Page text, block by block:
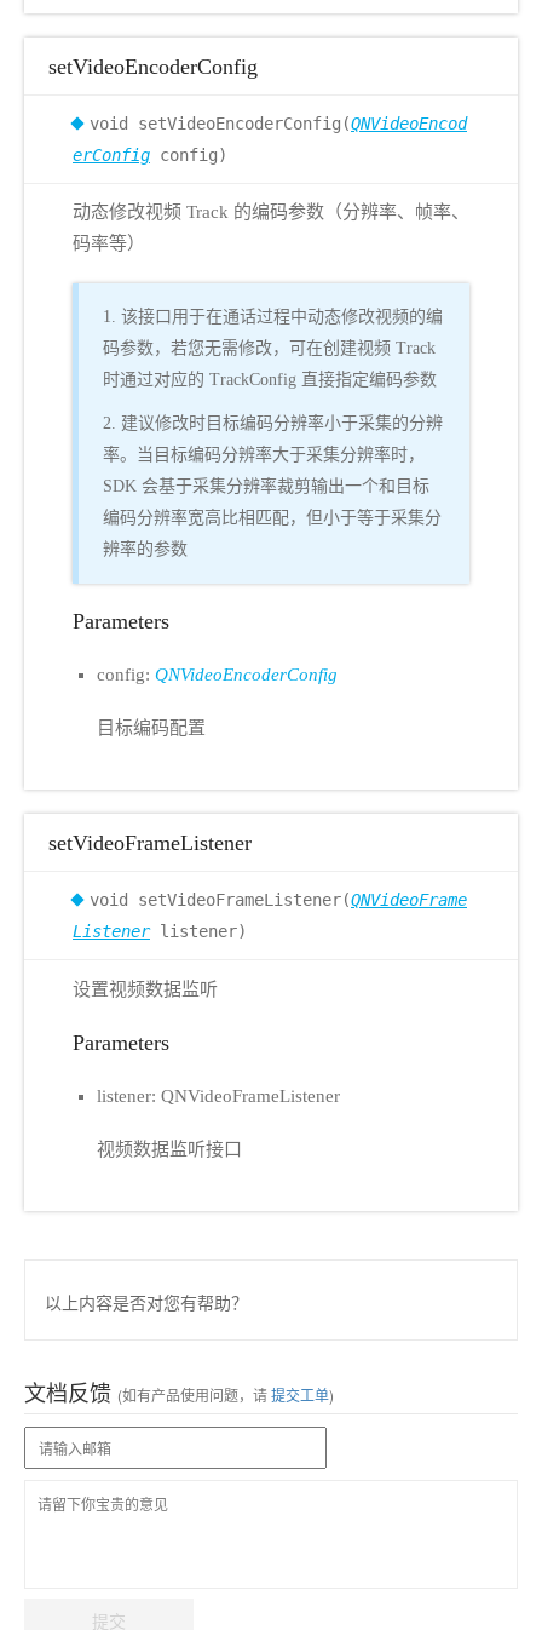
setVideoEncoderConfig
void setVideoEncoderConfig(QNVideoEncod
erConfig config)
动态修改视频 Track 的编码参数（分辨率、帧率、
码率等）
1. 该接口用于在通话过程中动态修改视频的编
码参数，若您无需修改，可在创建视频 Track
时通过对应的 TrackConfig 直接指定编码参数
2. 建议修改时目标编码分辨率小于采集的分辨
率。当目标编码分辨率大于采集分辨率时，
SDK 会基于采集分辨率裁剪输出一个和目标
编码分辨率宽高比相匹配，但小于等于采集分
辨率的参数
Parameters
config: QNVideoEncoderConfig
目标编码配置
setVideoFrameListener
void setVideoFrameListener(QNVideoFrame
Listenerlistener)
设置视频数据监听
Parameters
listener: QNVideoFrameListener
视频数据监听接口
以上内容是否对您有帮助？
文档反馈 (如有产品使用问题，请提交工单)
提交